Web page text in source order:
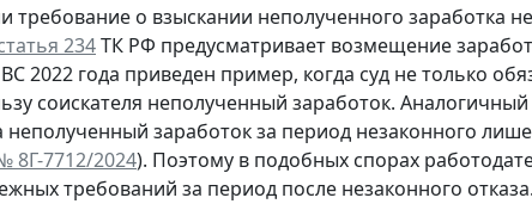
требование о взыскании неполученного заработка
234ТК РФ предусматривает возмещение
2022 года приведен пример, когда суд не только
соискателя неполученный заработок.
неполученный заработок за период незаконного
8Г-7712/2024). Поэтому в подобных спорах
требований за период после незаконного отказа.